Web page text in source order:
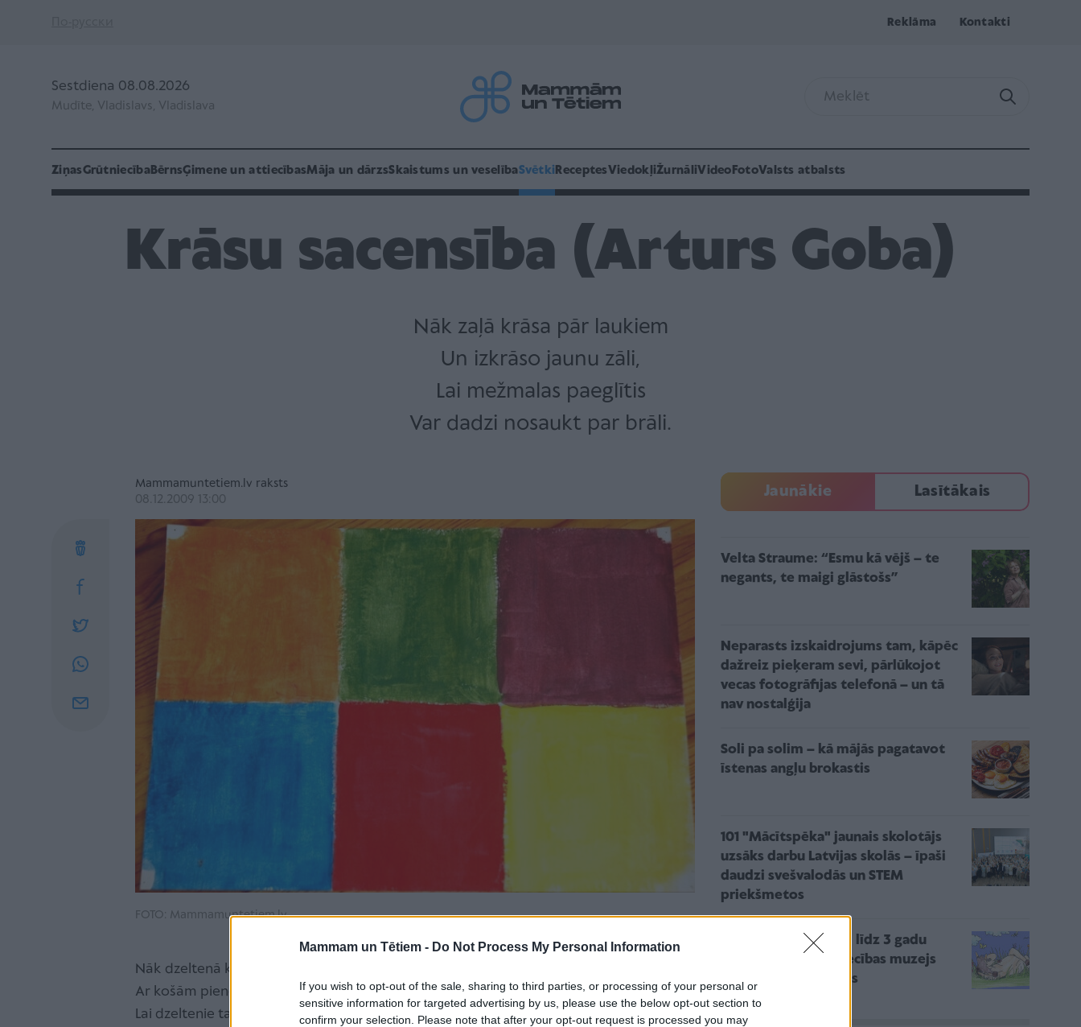
Mammam un Tētiem - Do Not Process My Personal Information
If you wish to opt-out of the sale, sharing to third parties, or processing of your personal or
sensitive information for targeted advertising by us, please use the below opt-out section to
confirm your selection. Please note that after your opt-out request is processed you may
Reklāma Kontakti
Sestdiena 08.08.2026
Mudīte, Vladislavs, Vladislava
ZiņasGrūtniecībaBērnsĢimene un attiecībasMāja un dārzsSkaistums un veselībaSvētki ReceptesViedokļiŽurnāliVideo FotoValsts atbalsts
Krāsu sacensība (Arturs Goba)
Nāk zaļā krāsa pār laukiem
Un izkrāso jaunu zāli,
Lai mežmalas paeglītis
Var dadzi nosaukt par brāli.
Mammamuntetiem.lv raksts
08.12.2009 13:00
FOTO: Mammamuntetiem.lv
Nāk dzeltenā krāsa pār pļavu
Ar košām pieneņu čībām,
Lai dzeltenie taurenīši
Jaunākie Lasītākais
Velta Straume: “Esmu kā vējš – te
negants, te maigi glāstošs”
Neparasts izskaidrojums tam, kāpēc
dažreiz pieķeram sevi, pārlūkojot
vecas fotogrāfijas telefonā – un tā
nav nostalģija
Soli pa solim – kā mājās pagatavot
īstenas angļu brokastis
101 "Mācītspēka" jaunais skolotājs
uzsāks darbu Latvijas skolās – īpaši
daudzi svešvalodās un STEM
priekšmetos
Pasākums mazuļiem līdz 3 gadu
vecumam – Rakstniecības muzejs
aicina pētīt kustoņus